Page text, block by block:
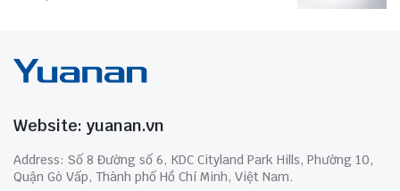
Website: yuanan.vn
Address: Số 8 Đường số 6, KDC Cityland Park Hills, Phường 10,
Quận Gò Vấp, Thành phố Hồ Chí Minh, Việt Nam.